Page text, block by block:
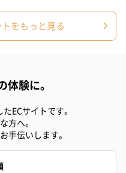
をもっと見る
体験に。
ECサイトです。
方へ。
手伝いします。